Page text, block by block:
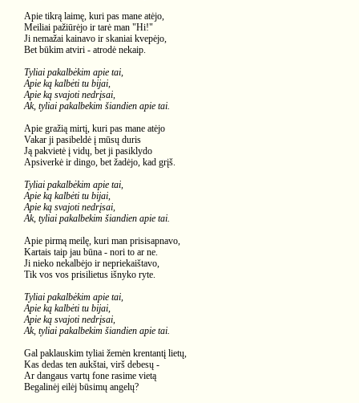
Apie tikrą laimę, kuri pas mane atėjo,
Meiliai pažiūrėjo ir tarė man "Hi!"
Ji nemažai kainavo ir skaniai kvepėjo,
Bet būkim atviri - atrodė nekaip.
Tyliai pakalbėkim apie tai,
Apie ką kalbėti tu bijai,
Apie ką svajoti nedrįsai,
Ak, tyliai pakalbekim šiandien apie tai.
Apie gražią mirtį, kuri pas mane atėjo
Vakar ji pasibeldė į mūsų duris
Ją pakvietė į vidų, bet ji pasiklydo
Apsiverkė ir dingo, bet žadėjo, kad grįš.
Tyliai pakalbėkim apie tai,
Apie ką kalbėti tu bijai,
Apie ką svajoti nedrįsai,
Ak, tyliai pakalbekim šiandien apie tai.
Apie pirmą meilę, kuri man prisisapnavo,
Kartais taip jau būna - nori to ar ne.
Ji nieko nekalbėjo ir nepriekaištavo,
Tik vos vos prisilietus išnyko ryte.
Tyliai pakalbėkim apie tai,
Apie ką kalbėti tu bijai,
Apie ką svajoti nedrįsai,
Ak, tyliai pakalbekim šiandien apie tai.
Gal paklauskim tyliai žemėn krentantį lietų,
Kas dedas ten aukštai, virš debesų -
Ar dangaus vartų fone rasime vietą
Begalinėj eilėj būsimų angelų?